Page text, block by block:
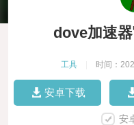
dove加速
工具 时间：
安卓下载
安